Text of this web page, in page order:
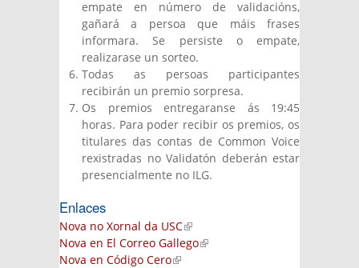
empate en número de validacións,
gañará a persoa que máis frases
informara. Se persiste o empate,
realizarase un sorteo.
Todas as persoas participantes
recibirán un premio sorpresa.
Os premios entregaranse ás 19:45
horas. Para poder recibir os premios, os
titulares das contas de Common Voice
rexistradas no Validatón deberán estar
presencialmente no ILG.
Enlaces
Nova no Xornal da USC(link is external)
Nova en El Correo Gallego(link is external)
Nova en Código Cero(link is external)